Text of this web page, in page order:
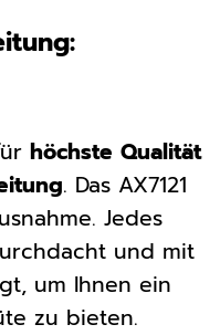
höchste Qualität
. Das AX7121
Jedes
und mit
um Ihnen ein
zu bieten.